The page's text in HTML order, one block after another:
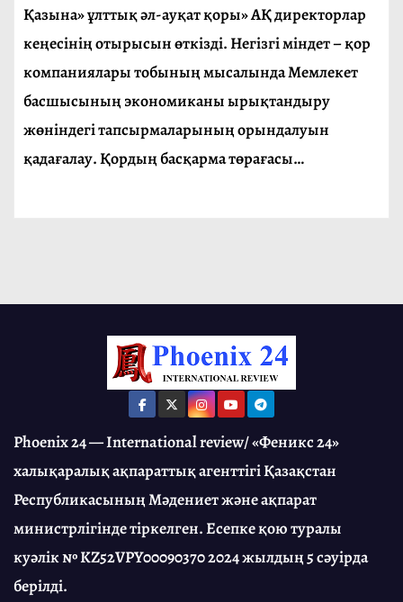
Қазына» ұлттық әл-ауқат қоры» АҚ директорлар
кеңесінің отырысын өткізді. Негізгі міндет – қор
компаниялары тобының мысалында Мемлекет
басшысының экономиканы ырықтандыру
жөніндегі тапсырмаларының орындалуын
қадағалау. Қордың басқарма төрағасы…
Phoenix 24 — International review/ «Феникс 24»
халықаралық ақпараттық агенттігі Қазақстан
Республикасының Мәдениет және ақпарат
министрлігінде тіркелген. Есепке қою туралы
куәлік № KZ52VPY00090370 2024 жылдың 5 сәуірда
берілді.